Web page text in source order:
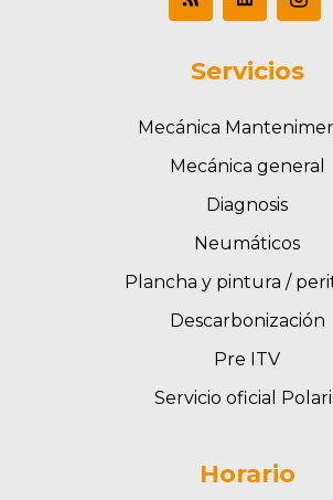
Servicios
Mecánica
Mecánica general
Diagnosis
Neumáticos
Plancha y pintura /
Descarbonización
Pre ITV
Servicio oficial
Horario